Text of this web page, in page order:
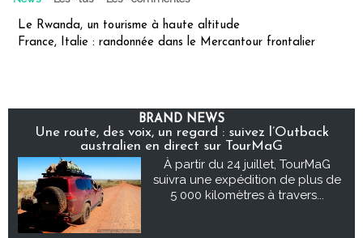
Le Rwanda, un tourisme à haute altitude
France, Italie : randonnée dans le Mercantour frontalier
BRAND NEWS
Une route, des voix, un regard : suivez l’Outback
australien en direct sur TourMaG
À partir du 24 juillet, TourMaG
suivra une expédition de plus de
5 000 kilomètres à travers...